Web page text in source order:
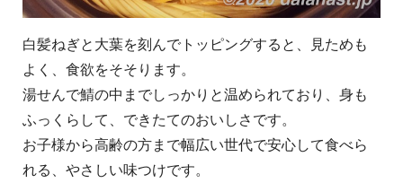
白髪ねぎと大葉を刻んでトッピングすると、見ためも
よく、食欲をそそります。
湯せんで鯖の中までしっかりと温められており、身も
ふっくらして、できたてのおいしさです。
お子様から高齢の方まで幅広い世代で安心して食べら
れる、やさしい味つけです。